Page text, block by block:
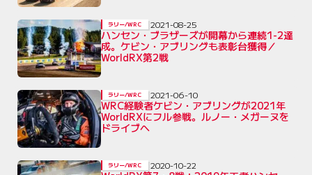
ハンセン・ブラザーズが開幕から連続1-2達
成。ケビン・アブリングも表彰台獲得／
WorldRX第2戦
ラリー/WRC 2021-08-25
WRC経験者ケビン・アブリングが2021年
WorldRXにフル参戦。ルノー・メガーヌを
ドライブへ
ラリー/WRC 2021-06-10
ラリー/WRC 2020-10-22